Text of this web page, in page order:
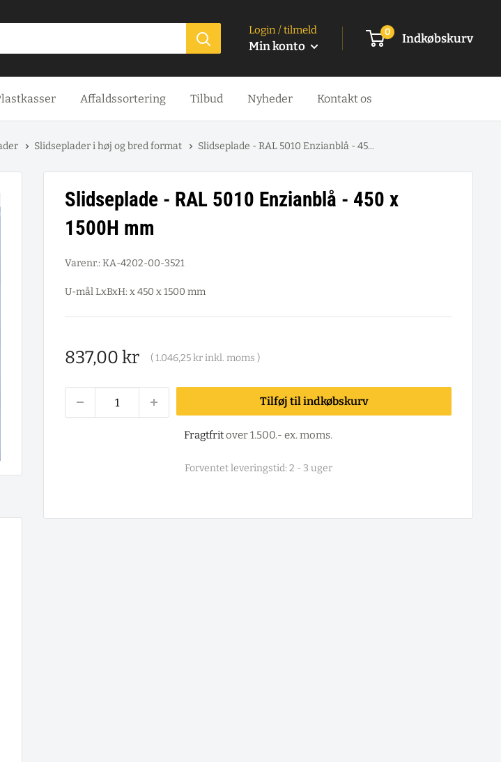
Login / tilmeld
Min konto
0 Indkøbskurv
Affaldssortering Tilbud Nyheder Kontakt os
Slidseplader i høj og bred format Slidseplade - RAL 5010 Enzianblå - 45...
Slidseplade - RAL 5010 Enzianblå - 450 x
1500H mm
Varenr.: KA-4202-00-3521
U-mål LxBxH: x 450 x 1500 mm
Salgspris
837,00 kr (1.046,25 krinkl. moms )
Tilføj til indkøbskurv
Fragtfritover 1.500.- ex. moms.
Forventet leveringstid: 2 - 3 uger